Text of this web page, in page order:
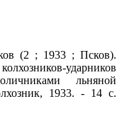
(2 ; 1933 ; Псков).
ударников
льняной
1933. - 14 с.